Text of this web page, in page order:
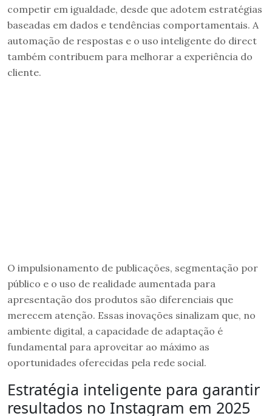
competir em igualdade, desde que adotem estratégias
baseadas em dados e tendências comportamentais. A
automação de respostas e o uso inteligente do direct
também contribuem para melhorar a experiência do
cliente.
O impulsionamento de publicações, segmentação por
público e o uso de realidade aumentada para
apresentação dos produtos são diferenciais que
merecem atenção. Essas inovações sinalizam que, no
ambiente digital, a capacidade de adaptação é
fundamental para aproveitar ao máximo as
oportunidades oferecidas pela rede social.
Estratégia inteligente para garantir
resultados no Instagram em 2025